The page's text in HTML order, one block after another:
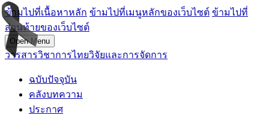
ข้ามไปที่เนื้อหาหลัก ข้ามไปที่เมนูหลักของเว็บไซต์ ข้ามไปที่
ส่วนท้ายของเว็บไซต์
Open Menu
วารสารวิชาการไทยวิจัยและการจัดการ
ฉบับปัจจุบัน
คลังบทความ
ประกาศ